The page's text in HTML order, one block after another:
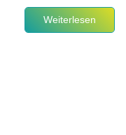
Weiterlesen